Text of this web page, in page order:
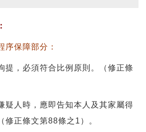
序保障部分：
提，必須符合比例原則。（修正條
疑人時，應即告知本人及其家屬得
修正條文第88條之1）。